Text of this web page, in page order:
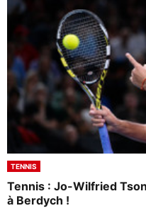
TENNIS
Tennis : Jo-Wilfried
à Berdych !